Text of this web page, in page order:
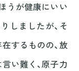
うが健康にいい
しましたが、そ
するものの、放
い難く、原子力